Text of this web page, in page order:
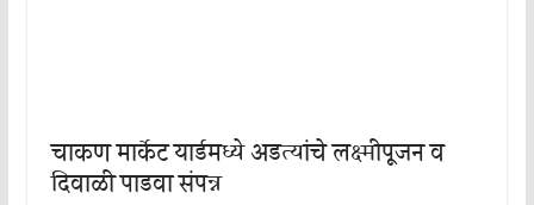
चाकण मार्केट यार्डमध्ये अडत्यांचे लक्ष्मीपूजन व
दिवाळी पाडवा संपन्न